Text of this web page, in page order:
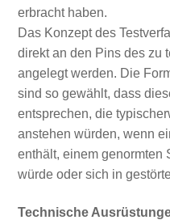
erbracht haben.
Das Konzept des
direkt an den Pins des zu
angelegt werden. Die
sind so gewählt, dass
entsprechen, die
anstehen würden, wenn
enthält, einem genormten
würde oder sich in
Technische